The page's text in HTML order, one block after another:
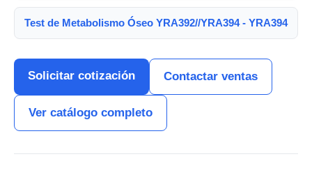
Test de Metabolismo Óseo YRA392//YRA394 - YRA394
Solicitar cotización Contactar ventas
Ver catálogo completo